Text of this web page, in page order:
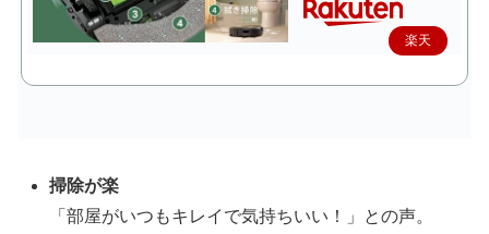
楽天
掃除が楽
「部屋がいつもキレイで気持ちいい！」との声。